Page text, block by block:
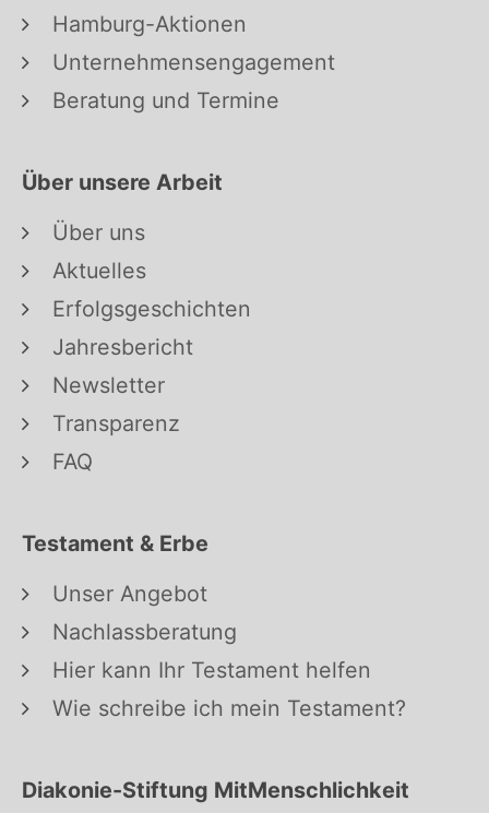
Hamburg-Aktionen
Unternehmensengagement
Beratung und Termine
Über unsere Arbeit
Über uns
Aktuelles
Erfolgsgeschichten
Jahresbericht
Newsletter
Transparenz
FAQ
Testament & Erbe
Unser Angebot
Nachlassberatung
Hier kann Ihr Testament helfen
Wie schreibe ich mein Testament?
Diakonie-Stiftung MitMenschlichkeit